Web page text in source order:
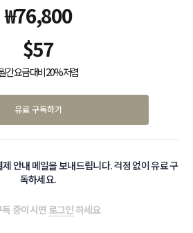
₩76,800
$57
간 요금 대비 20% 저렴
유료 구독하기
안내 메일을 보내드립니다. 걱정 없이 유료 구
독하세요.
중이시면 로그인하세요